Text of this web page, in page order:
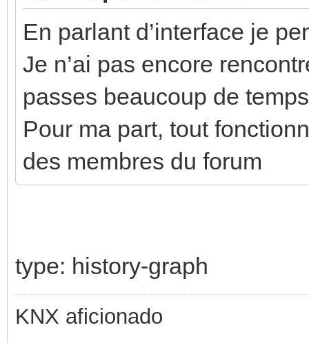
En parlant d’interface je
Je n’ai pas encore
passes beaucoup de
Pour ma part, tout
des membres du forum
type: history-graph
KNX aficionado